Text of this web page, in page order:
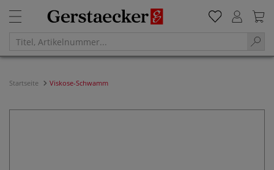
Startseite Viskose-Schwamm